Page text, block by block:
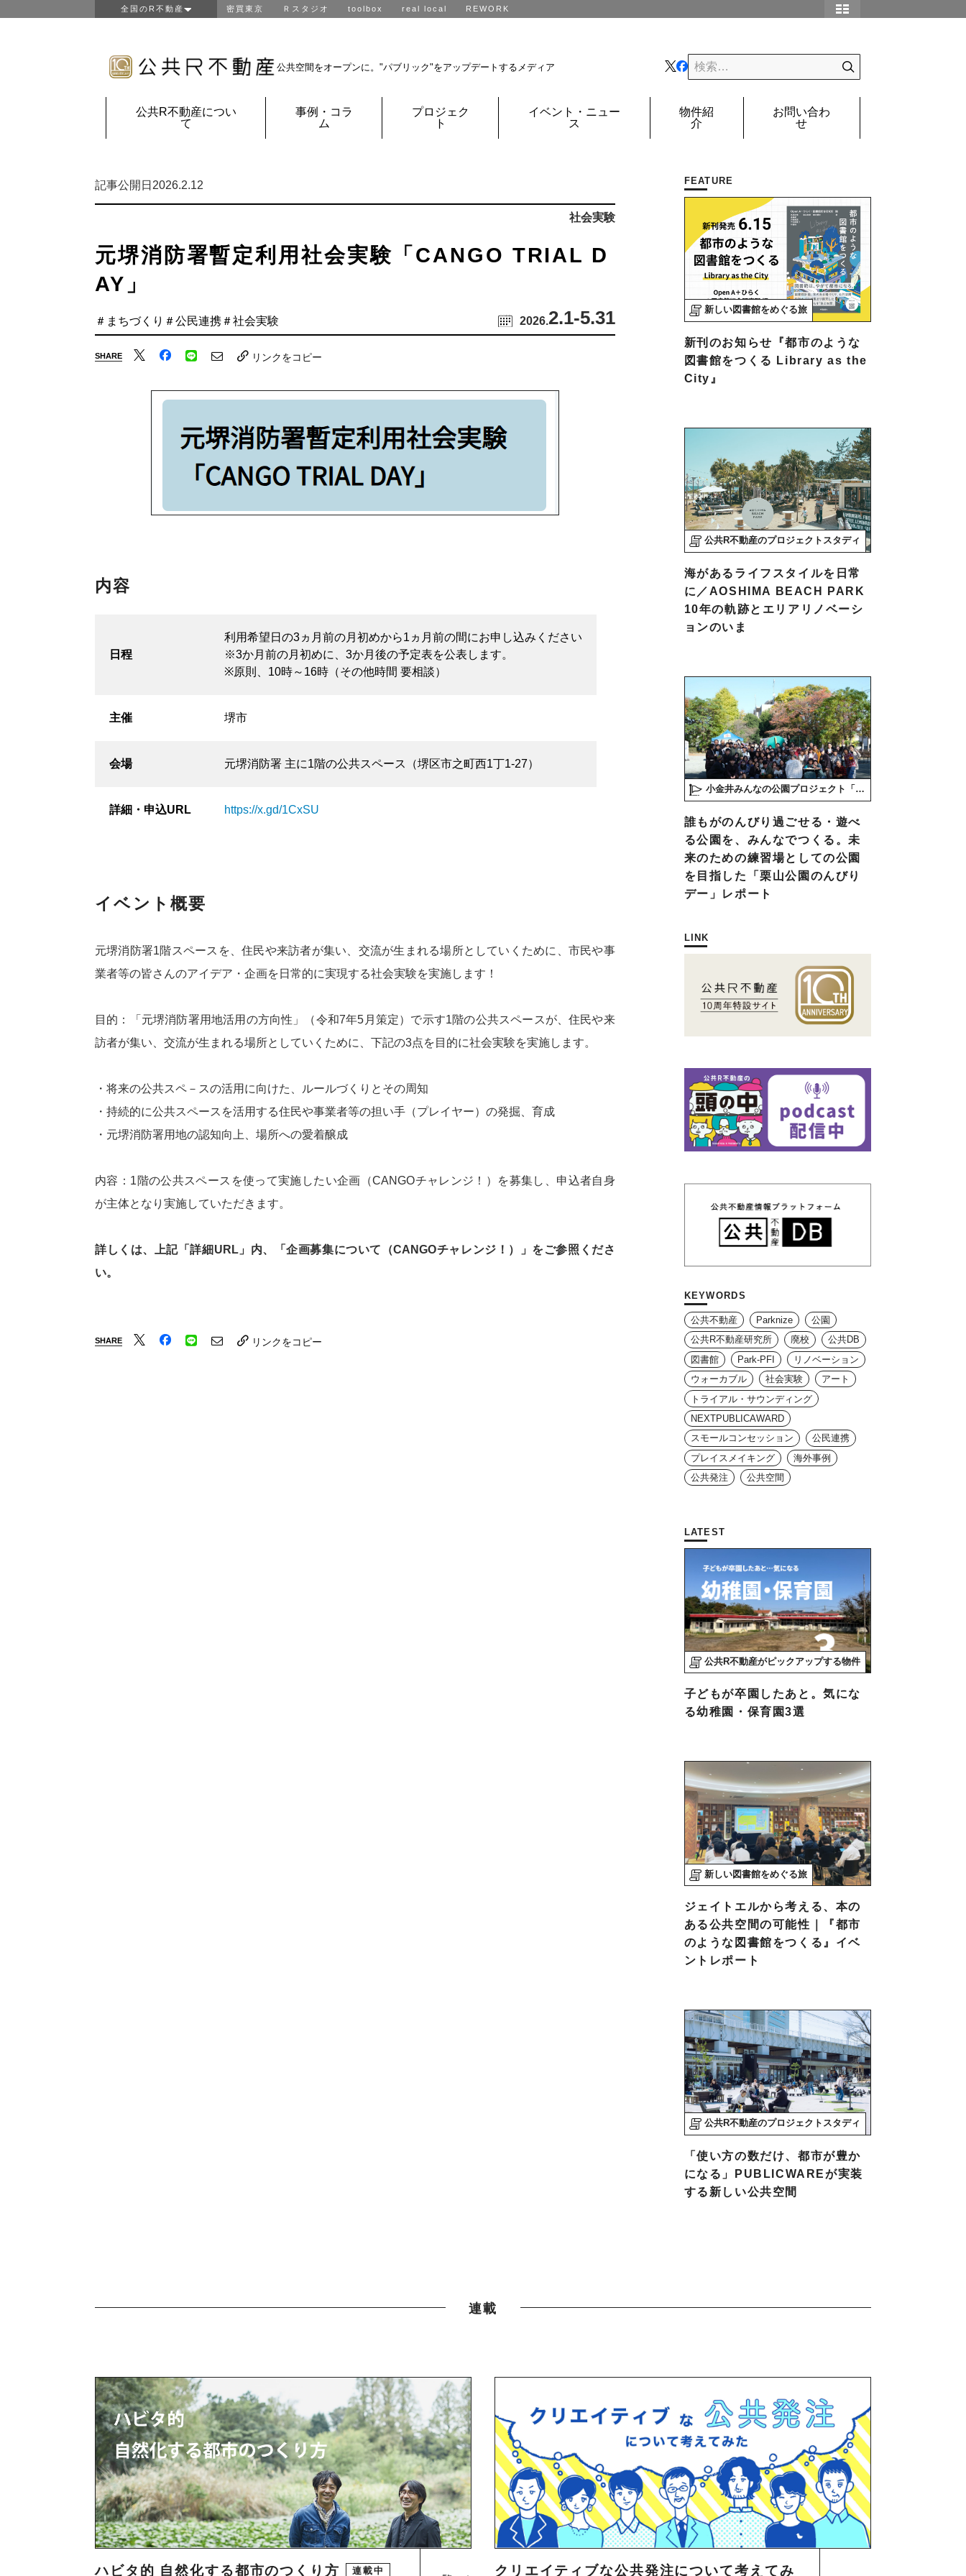
全国のR不動産
房総R不動産
鎌倉Ｒ不動産
京都Ｒ不動産
鹿児島Ｒ不動産
団地Ｒ不動産
密買東京 Ｒスタジオ toolbox real local REWORK
不動産以外でも、いろいろやってます。
公共空間をオープンに。 "パブリック"をアップデートするメディア
公共R不動産につい
て
事例・コラ
ム
プロジェク
ト
イベント・ニュー
ス
物件紹
介
お問い合わ
せ
記事公開日2026.2.12
社会実験
元堺消防署暫定利用社会実験「CANGO TRIAL D
AY」
2026.2.1-5.31
＃まちづくり ＃公民連携＃社会実験
SHARE リンクをコピー
内容
日程
利用希望日の3ヵ月前の月初めから1ヵ月前の間にお申し込みください
※3か月前の月初めに、3か月後の予定表を公表します。
※原則、10時～16時（その他時間 要相談）
主催 堺市
会場 元堺消防署 主に1階の公共スペース（堺区市之町西1丁1-27）
詳細・ 申込URL https://x.gd/1CxSU
イベント概要
元堺消防署1階スペースを、住民や来訪者が集い、交流が生まれる場所としていくために、市民や事
業者等の皆さんのアイデア・企画を日常的に実現する社会実験を実施します！
目的：「元堺消防署用地活用の方向性」（令和7年5月策定）で示す1階の公共スペースが、住民や来
訪者が集い、交流が生まれる場所としていくために、下記の3点を目的に社会実験を実施します。
・将来の公共スペ－スの活用に向けた、ルールづくりとその周知
・持続的に公共スペースを活用する住民や事業者等の担い手（プレイヤー）の発掘、育成
・元堺消防署用地の認知向上、場所への愛着醸成
内容：1階の公共スペースを使って実施したい企画（CANGOチャレンジ！）を募集し、申込者自身
が主体となり実施していただきます。
詳しくは、上記「詳細URL」内、「企画募集について（CANGOチャレンジ！）」をご参照くださ
い。
SHARE リンクをコピー
FEATURE
新しい図書館をめぐる旅
新刊のお知らせ『都市のような
図書館をつくる Library as the
City』
公共R不動産のプロジェクトスタディ
海があるライフスタイルを日常
に／AOSHIMA BEACH PARK
10年の軌跡とエリアリノベーシ
ョンのいま
小金井みんなの公園プロジェクト「play here」
誰もがのんびり過ごせる・遊べ
る公園を、みんなでつくる。未
来のための練習場としての公園
を目指した「栗山公園のんびり
デー」レポート
LINK
KEYWORDS
公共不動産 Parknize
公園
公共R不動産研究所
廃校
公共DB
図書館
Park-PFI
リノベーション
ウォーカブル
社会実験
アート
トライアル・サウンディング
NEXTPUBLICAWARD
スモールコンセッション
公民連携
プレイスメイキング
海外事例
公共発注
公共空間
LATEST
公共R不動産がピックアップする物件
子どもが卒園したあと。気にな
る幼稚園・保育園3選
新しい図書館をめぐる旅
ジェイトエルから考える、本の
ある公共空間の可能性｜『都市
のような図書館をつくる』イベ
ントレポート
公共R不動産のプロジェクトスタディ
「使い方の数だけ、都市が豊か
になる」PUBLICWAREが実装
する新しい公共空間
連載
ハビタ的 自然化する都市のつくり方 連載中 クリエイティブな公共発注について考えてみ